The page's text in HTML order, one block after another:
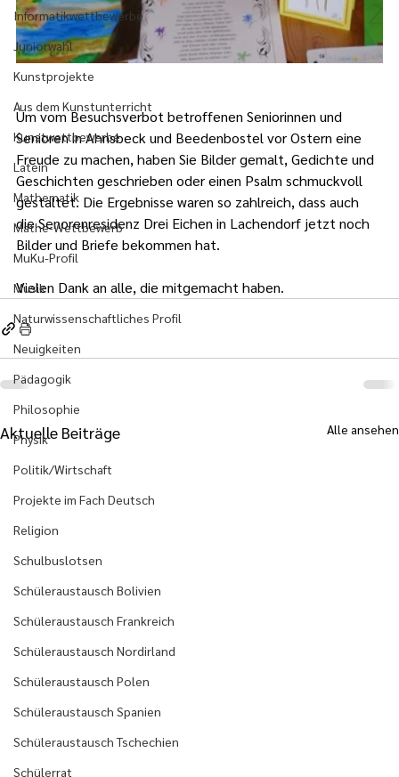
Informatikwettbewerbe
Juniorwahl
Kunstprojekte
Aus dem Kunstunterricht
Kunstwettbewerbe
Latein
Mathematik
Mathe-Wettbewerb
MuKu-Profil
Musik
Naturwissenschaftliches Profil
Neuigkeiten
Pädagogik
Philosophie
Physik
Politik/Wirtschaft
Projekte im Fach Deutsch
Religion
Schulbuslotsen
Schüleraustausch Bolivien
Schüleraustausch Frankreich
Schüleraustausch Nordirland
Schüleraustausch Polen
Schüleraustausch Spanien
Schüleraustausch Tschechien
Schülerrat
Um vom Besuchsverbot betroffenen Seniorinnen und
Senioren in Ahnsbeck und Beedenbostel vor Ostern eine
Freude zu machen, haben Sie Bilder gemalt, Gedichte und
Geschichten geschrieben oder einen Psalm schmuckvoll
gestaltet. Die Ergebnisse waren so zahlreich, dass auch
die Senorenresidenz Drei Eichen in Lachendorf jetzt noch
Bilder und Briefe bekommen hat.
Vielen Dank an alle, die mitgemacht haben.
Aktuelle Beiträge Alle ansehen